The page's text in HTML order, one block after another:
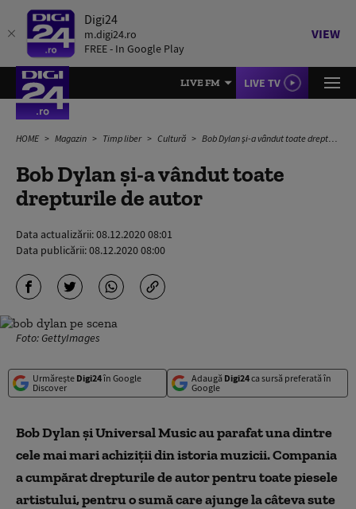
Digi24
m.digi24.ro
FREE - In Google Play
VIEW
LIVE FM LIVE TV
HOME Magazin Timp liber Cultură Bob Dylan și-a vândut toate drepturile de autor
Bob Dylan și-a vândut toate
drepturile de autor
Data actualizării:08.12.2020 08:01
Data publicării:08.12.2020 08:00
Foto: GettyImages
Urmărește Digi24în Google
Discover
Adaugă Digi24ca sursă preferată în
Google
Bob Dylan și Universal Music au parafat una dintre
cele mai mari achiziţii din istoria muzicii. Compania
a cumpărat drepturile de autor pentru toate piesele
artistului, pentru o sumă care ajunge la câteva sute